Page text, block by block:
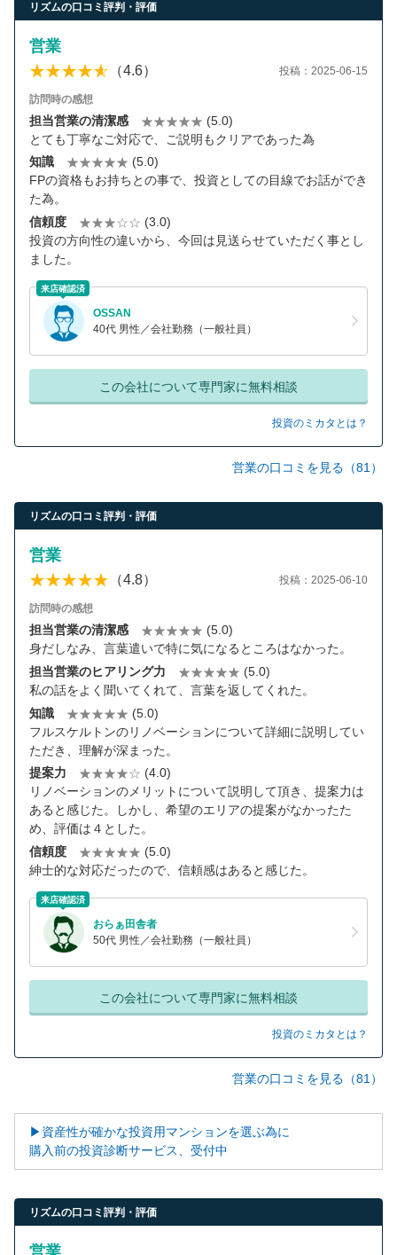
リズムの口コミ評判・評価
営業
（4.6） 投稿：2025-06-15
訪問時の感想
担当営業の清潔感
(5.0)
とても丁寧なご対応で、ご説明もクリアであった為
知識
(5.0)
FPの資格もお持ちとの事で、投資としての目線でお話ができ
た為。
信頼度
(3.0)
投資の方向性の違いから、今回は見送らせていただく事とし
ました。
来店確認済
OSSAN
40代 男性／会社勤務（一般社員）
この会社について専門家に無料相談
投資のミカタとは？
営業の口コミを見る（81）
リズムの口コミ評判・評価
営業
（4.8） 投稿：2025-06-10
訪問時の感想
担当営業の清潔感
(5.0)
身だしなみ、言葉遣いで特に気になるところはなかった。
担当営業のヒアリング力
(5.0)
私の話をよく聞いてくれて、言葉を返してくれた。
知識
(5.0)
フルスケルトンのリノベーションについて詳細に説明してい
ただき、理解が深まった。
提案力
(4.0)
リノベーションのメリットについて説明して頂き、提案力は
あると感じた。しかし、希望のエリアの提案がなかったた
め、評価は４とした。
信頼度
(5.0)
紳士的な対応だったので、信頼感はあると感じた。
来店確認済
おらぁ田舎者
50代 男性／会社勤務（一般社員）
この会社について専門家に無料相談
投資のミカタとは？
営業の口コミを見る（81）
▶資産性が確かな投資用マンションを選ぶ為に
購入前の投資診断サービス、受付中
リズムの口コミ評判・評価